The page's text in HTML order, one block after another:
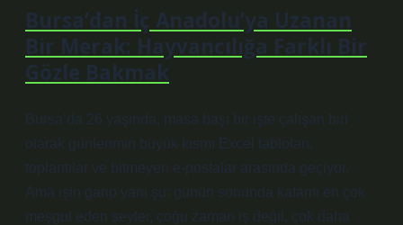
Bursa’dan İç Anadolu’ya Uzanan
Bir Merak: Hayvancılığa Farklı Bir
Gözle Bakmak
Bursa’da 26 yaşında, masa başı bir işte çalışan biri
olarak günlerimin büyük kısmı Excel tabloları,
toplantılar ve bitmeyen e-postalar arasında geçiyor.
Ama işin garip yanı şu: günün sonunda kafamı en çok
meşgul eden şeyler, çoğu zaman iş değil, çok daha